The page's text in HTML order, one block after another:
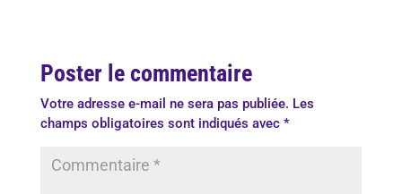
Poster le commentaire
Votre adresse e-mail ne sera pas publiée. Les
champs obligatoires sont indiqués avec *